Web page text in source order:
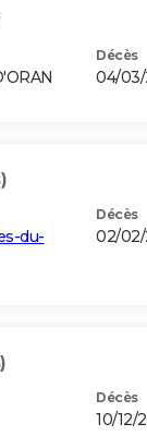
Décès
04/
du-
Décès
02/
Décès
10/12/